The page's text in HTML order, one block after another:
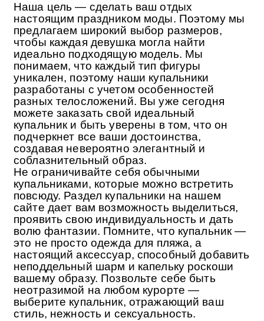
Наша цель — сделать ваш отдых
настоящим праздником моды. Поэтому мы
предлагаем широкий выбор размеров,
чтобы каждая девушка могла найти
идеально подходящую модель. Мы
понимаем, что каждый тип фигуры
уникален, поэтому наши купальники
разработаны с учетом особенностей
разных телосложений. Вы уже сегодня
можете заказать свой идеальный
купальник и быть уверены в том, что он
подчеркнет все ваши достоинства,
создавая невероятно элегантный и
соблазнительный образ.
Не ограничивайте себя обычными
купальниками, которые можно встретить
повсюду. Раздел купальники на нашем
сайте дает вам возможность выделиться,
проявить свою индивидуальность и дать
волю фантазии. Помните, что купальник —
это не просто одежда для пляжа, а
настоящий аксессуар, способный добавить
неподдельный шарм и капельку роскоши
вашему образу. Позвольте себе быть
неотразимой на любом курорте —
выберите купальник, отражающий ваш
стиль, нежность и сексуальность.